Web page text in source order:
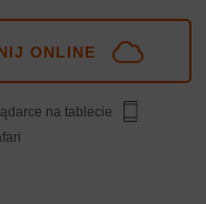
ONLINE
na tablecie